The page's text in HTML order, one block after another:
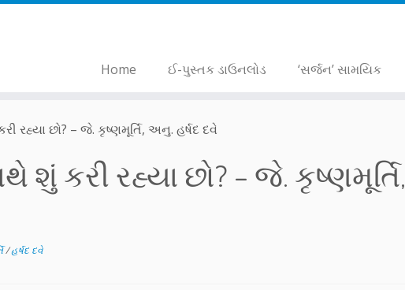
Home ઈ-પુસ્તક ડાઉનલોડ ‘સર્જન’ સામયિક
રહ્યા છો? – જે. કૃષ્ણમૂર્તિ, અનુ. હર્ષદ દવે
શું કરી રહ્યા છો? – જે. કૃષ્ણમૂર્તિ,
/હર્ષદ દવે